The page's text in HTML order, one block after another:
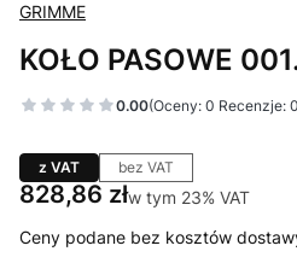
GRIMME
KOŁO PASOWE
0.00(Oceny: 0 Recenzje:
z VAT bez VAT
Cena
828,86 złw tym 23% VAT
w tym 23% VAT
Ceny podane bez kosztów